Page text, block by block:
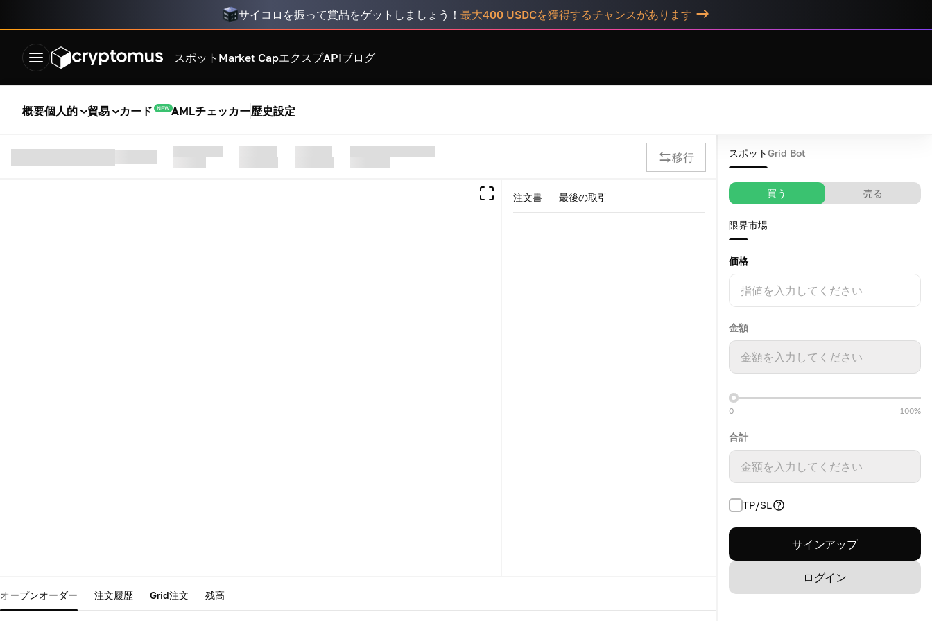
サイコロを振って賞品をゲットしましょう！ 最大400 USDCを獲得するチャンスがあります
スポット Market CapエクスプAPIブログ
概要個人的 貿易 カード NEW AMLチェッカー歴史設定
移行
注文書 最後の取引
スポットGrid Bot
買う 売る
限界市場
価格
指値を入力してください
金額
金額を入力してください
0 100%
合計
金額を入力してください
TP/SL
サインアップ
ログイン
オープンオーダー 注文履歴 Grid注文 残高